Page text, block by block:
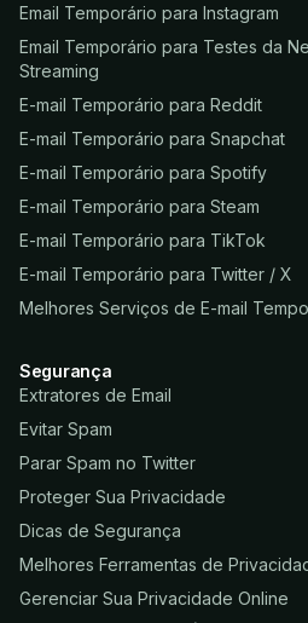
Email Temporário para Instagram
Email Temporário para Testes da
Streaming
E-mail Temporário para Reddit
E-mail Temporário para Snapchat
E-mail Temporário para Spotify
E-mail Temporário para Steam
E-mail Temporário para TikTok
E-mail Temporário para Twitter / X
Melhores Serviços de E-mail
Segurança
Extratores de Email
Evitar Spam
Parar Spam no Twitter
Proteger Sua Privacidade
Dicas de Segurança
Melhores Ferramentas de
Gerenciar Sua Privacidade Online